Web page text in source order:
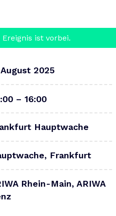
Ereignis ist vorbei.
2025
– 16:00
Hauptwache
Frankfurt
Rhein-Main, ARIWA